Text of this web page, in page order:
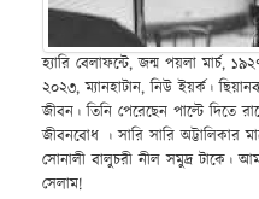
হ্যারি বেলাফন্টে, জন্ম পয়লা মার্চ,
২০২৩, ম্যানহাটান, নিউ ইয়র্ক।
জীবন। তিনি পেরেছেন পাল্টে দিতে
জীবনবোধ । সারি সারি অট্টালিকার
সোনালী বালুচরী নীল সমুদ্র টাকে।
সেলাম!